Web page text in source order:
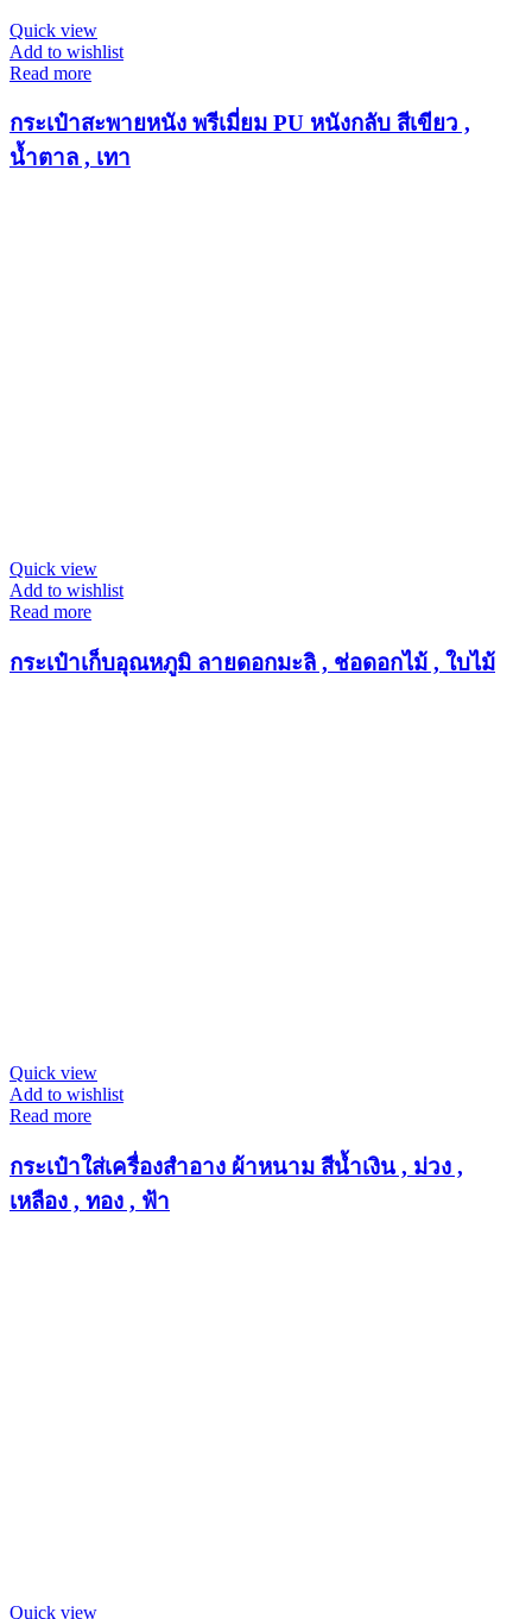
Quick view
Add to wishlist
Read more
กระเป๋าสะพายหนัง พรีเมี่ยม PU หนังกลับ สีเขียว ,
น้ำตาล , เทา
Quick view
Add to wishlist
Read more
กระเป๋าเก็บอุณหภูมิ ลายดอกมะลิ , ช่อดอกไม้ , ใบไม้
Quick view
Add to wishlist
Read more
กระเป๋าใส่เครื่องสำอาง ผ้าหนาม สีน้ำเงิน , ม่วง ,
เหลือง , ทอง , ฟ้า
Quick view